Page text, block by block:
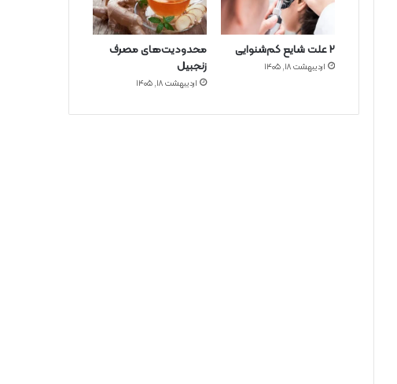
۲ علت شایع‌ کم‌شنوایی
اردیبهشت ۱۸, ۱۴۰۵
محدودیت‌های مصرف
زنجبیل
اردیبهشت ۱۸, ۱۴۰۵